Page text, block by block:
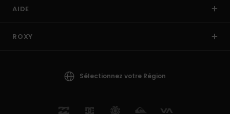
AIDE
ROXY
Sélectionnez votre Région